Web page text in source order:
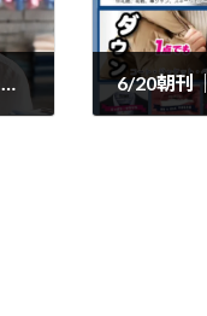
平のクリーニング受付でクリーニングスタッフ募集中 6/20朝刊